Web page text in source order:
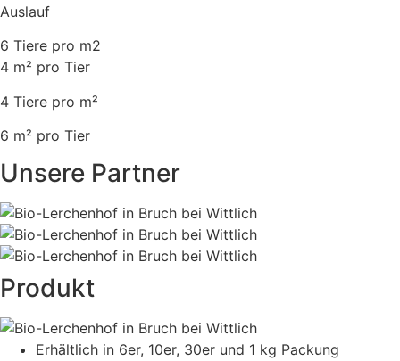
Auslauf
6 Tiere pro m2
4 m² pro Tier
4 Tiere pro m²
6 m² pro Tier
Unsere Partner
Produkt
Erhältlich in 6er, 10er, 30er und 1 kg Packung